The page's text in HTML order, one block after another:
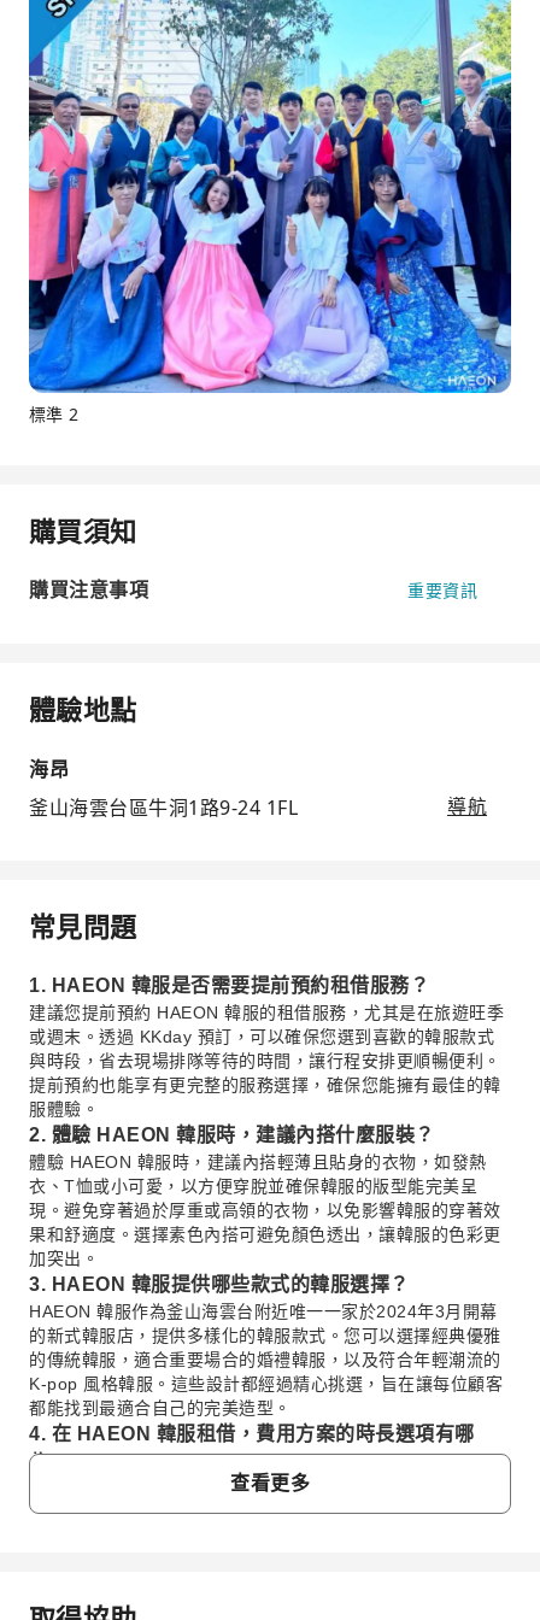
標準 2
購買須知
購買注意事項 重要資訊
體驗地點
海昂
釜山海雲台區牛洞1路9-24 1FL
導航
常見問題
1. HAEON 韓服是否需要提前預約租借服務？
建議您提前預約 HAEON 韓服的租借服務，尤其是在旅遊旺季
或週末。透過 KKday 預訂，可以確保您選到喜歡的韓服款式
與時段，省去現場排隊等待的時間，讓行程安排更順暢便利。
提前預約也能享有更完整的服務選擇，確保您能擁有最佳的韓
服體驗。
2. 體驗 HAEON 韓服時，建議內搭什麼服裝？
體驗 HAEON 韓服時，建議內搭輕薄且貼身的衣物，如發熱
衣、T恤或小可愛，以方便穿脫並確保韓服的版型能完美呈
現。避免穿著過於厚重或高領的衣物，以免影響韓服的穿著效
果和舒適度。選擇素色內搭可避免顏色透出，讓韓服的色彩更
加突出。
3. HAEON 韓服提供哪些款式的韓服選擇？
HAEON 韓服作為釜山海雲台附近唯一一家於2024年3月開幕
的新式韓服店，提供多樣化的韓服款式。您可以選擇經典優雅
的傳統韓服，適合重要場合的婚禮韓服，以及符合年輕潮流的
K-pop 風格韓服。這些設計都經過精心挑選，旨在讓每位顧客
都能找到最適合自己的完美造型。
4. 在 HAEON 韓服租借，費用方案的時長選項有哪
些？
HAEON 韓服的租借方案通常會依據租借時長提供多種選擇，
以滿足不同旅客的需求。常見的方案可能包含數小時的體驗方
5. 釜山海雲台附近有哪些推薦的韓服拍攝地點，適合搭
查看更多